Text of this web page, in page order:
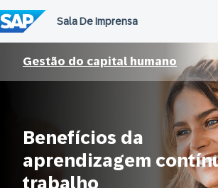
para
o
conteúdo
Gestão do capital humano
Benefícios da
aprendizagem
trabalho